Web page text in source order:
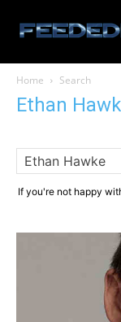
Home Search
Ethan
If you're not happy